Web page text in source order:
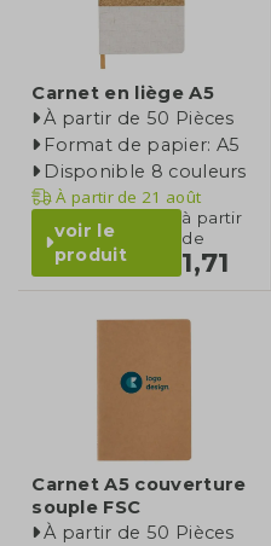
Carnet en liège A5
À partir de 50 Pièces
Format de papier: A5
Disponible 8 couleurs
À partir de 21 août
voir le
produit
à partir
de
1,71
Carnet A5 couverture
souple FSC
À partir de 50 Pièces